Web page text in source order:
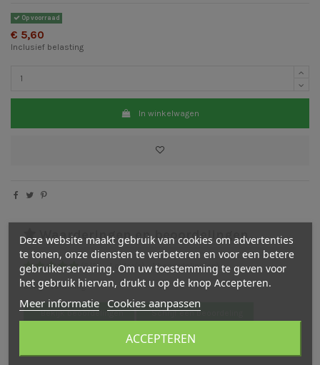
Op voorraad
€ 5,60
Inclusief belasting
In winkelwagen
Waarderingen en beoordelingen
(5/5)-1 cijfer(s) - beoordeling(en)
Bekijk verdeling
Bekijk beoordelingen Schrijf een beoordeling
Deze website maakt gebruik van cookies om advertenties
te tonen, onze diensten te verbeteren en voor een betere
gebruikerservaring. Om uw toestemming te geven voor
het gebruik hiervan, drukt u op de knop Accepteren.
Meer informatie Cookies aanpassen
ACCEPTEREN